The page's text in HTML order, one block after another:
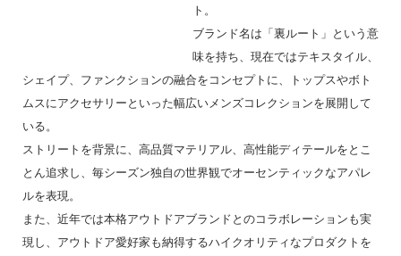
ト。
ブランド名は「裏ルート」という意
味を持ち、現在ではテキスタイル、
シェイプ、ファンクションの融合をコンセプトに、トップスやボト
ムスにアクセサリーといった幅広いメンズコレクションを展開して
いる。
ストリートを背景に、高品質マテリアル、高性能ディテールをとこ
とん追求し、毎シーズン独自の世界観でオーセンティックなアパレ
ルを表現。
また、近年では本格アウトドアブランドとのコラボレーションも実
現し、アウトドア愛好家も納得するハイクオリティなプロダクトを